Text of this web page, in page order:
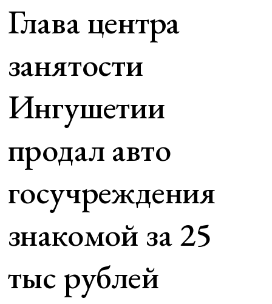
Глава центра
занятости
Ингушетии
продал авто
госучреждения
знакомой за 25
тыс рублей